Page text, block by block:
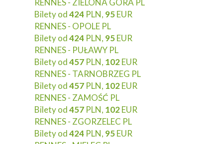
RENNES - ZIELONA GÓRA PL
Bilety od424 PLN, 95EUR
RENNES - OPOLE PL
Bilety od424 PLN, 95EUR
RENNES - PUŁAWY PL
Bilety od457 PLN, 102EUR
RENNES - TARNOBRZEG PL
Bilety od457 PLN, 102EUR
RENNES - ZAMOŚĆ PL
Bilety od457 PLN, 102EUR
RENNES - ZGORZELEC PL
Bilety od424 PLN, 95EUR